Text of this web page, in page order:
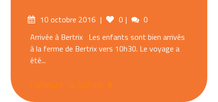
Posted10 octobre 2016 0 Comments
0
Arrivée à Bertrix Les enfants sont bien arrivés
à la ferme de Bertrix vers 10h30. Le voyage a
été...
Continuer la lecture